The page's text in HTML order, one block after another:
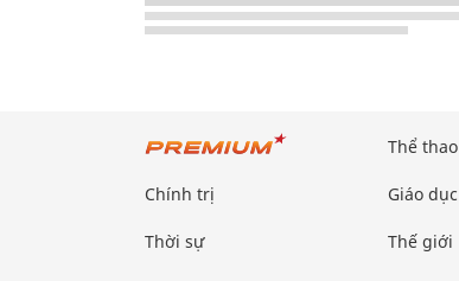
Chính trị
Thời sự
Thể thao
Giáo dục
Thế giới